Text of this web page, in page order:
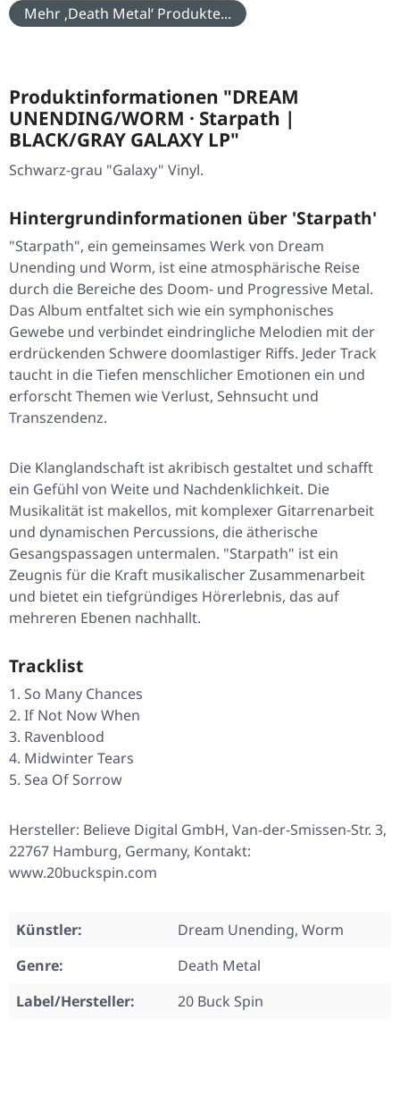
Mehr ‚Death Metal‘ Produkte...
Produktinformationen "DREAM
UNENDING/WORM · Starpath |
BLACK/GRAY GALAXY LP"
Schwarz-grau "Galaxy" Vinyl.
Hintergrundinformationen über 'Starpath'
"Starpath", ein gemeinsames Werk von Dream
Unending und Worm, ist eine atmosphärische Reise
durch die Bereiche des Doom- und Progressive Metal.
Das Album entfaltet sich wie ein symphonisches
Gewebe und verbindet eindringliche Melodien mit der
erdrückenden Schwere doomlastiger Riffs. Jeder Track
taucht in die Tiefen menschlicher Emotionen ein und
erforscht Themen wie Verlust, Sehnsucht und
Transzendenz.
Die Klanglandschaft ist akribisch gestaltet und schafft
ein Gefühl von Weite und Nachdenklichkeit. Die
Musikalität ist makellos, mit komplexer Gitarrenarbeit
und dynamischen Percussions, die ätherische
Gesangspassagen untermalen. "Starpath" ist ein
Zeugnis für die Kraft musikalischer Zusammenarbeit
und bietet ein tiefgründiges Hörerlebnis, das auf
mehreren Ebenen nachhallt.
Tracklist
So Many Chances
If Not Now When
Ravenblood
Midwinter Tears
Sea Of Sorrow
Hersteller: Believe Digital GmbH, Van-der-Smissen-Str. 3,
22767 Hamburg, Germany, Kontakt:
www.20buckspin.com
Künstler:
Dream Unending, Worm
Genre:
Death Metal
Label/Hersteller:
20 Buck Spin